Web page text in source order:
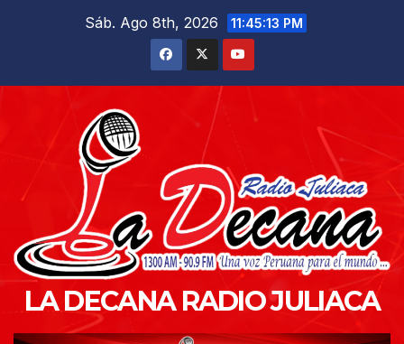
Sáb. Ago 8th, 2026 11:45:14 PM
LA DECANA RADIO JULIACA